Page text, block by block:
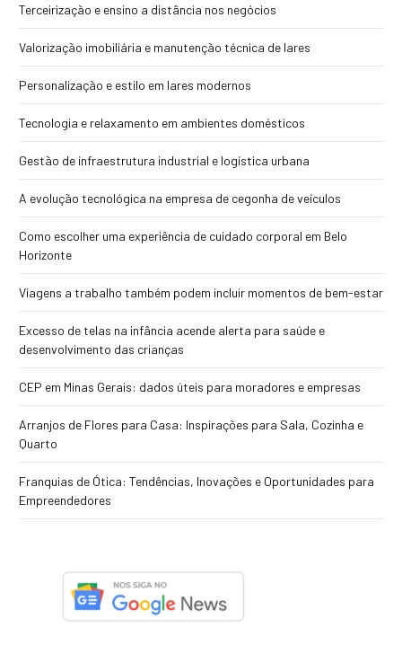
Terceirização e ensino a distância nos negócios
Valorização imobiliária e manutenção técnica de lares
Personalização e estilo em lares modernos
Tecnologia e relaxamento em ambientes domésticos
Gestão de infraestrutura industrial e logística urbana
A evolução tecnológica na empresa de cegonha de veículos
Como escolher uma experiência de cuidado corporal em Belo
Horizonte
Viagens a trabalho também podem incluir momentos de bem-estar
Excesso de telas na infância acende alerta para saúde e
desenvolvimento das crianças
CEP em Minas Gerais: dados úteis para moradores e empresas
Arranjos de Flores para Casa: Inspirações para Sala, Cozinha e
Quarto
Franquias de Ótica: Tendências, Inovações e Oportunidades para
Empreendedores